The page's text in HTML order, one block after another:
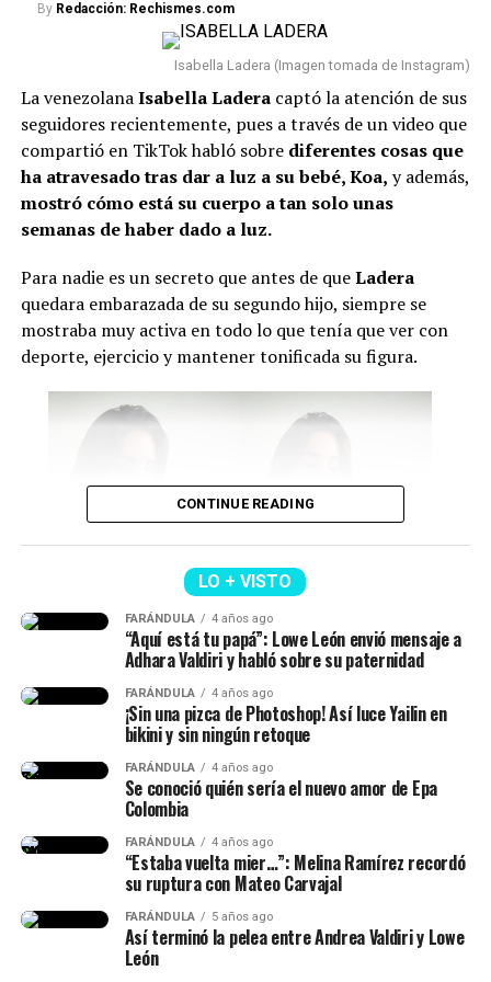
y Gilmar Pisas, de Curazao, en representación del
Reino de los Países Bajos.Asimismo, estarán
vicepresidentes de Perú y Guatemala.
Lee también: “No compaginamos”: Juanda Caribe
habló de Sheila Gandara y reveló cómo está su
relación actualmente
Con respecto a los expresidentes del país, asistirán
Duque, César Gaviria y Andrés Pastrana.
embargo, aún hay incertidumbre sobre si Álvaro Uribe
hará acto de presencia.
Por último, se conoció que durante esta jornada se
firmarán nuevosdecretos relacionados con temas de
salud, seguridad y reducción de costos en contratos
públicos. Además, se posesionarán los ministros y se
Cabe señalar que Abelardo ya envió un mensaje sobre lo
que será este día.
“Mi posesión será mucho
más que una ceremonia.
Será la primera
demostración de que la
descentralización deja de
ser un discurso para
convertirse en una realidad.
La Patria Milagro se
construye desde las
regiones, porque cuando
las regiones prosperan,
By Redacción: Rechismes.com
Isabella Ladera (Imagen tomada de Instagram)
La venezolanaIsabella Laderacaptó la atención de sus
seguidores recientemente, pues a través de un video que
compartió en TikTok habló sobrediferentes cosas que
ha atravesado tras dar a luz a su bebé, Koa, y además,
mostró cómo está su cuerpo a tan solo unas
semanas de haber dado a luz.
Para nadie es un secreto que antes de queLadera
quedara embarazada de su segundo hijo, siempre se
mostraba muy activa en todo lo que tenía que ver con
deporte, ejercicio y mantener tonificada su figura.
Isabella Ladera (Imagen tomada de IG)
Y en esta oportunidad, Isabella habló de los c
que ha atravesado su cuerpo tras el embarazoy
no siempre hay cuerpos perfectos después
de parir.
“Te voy a mostrar como tengo
mi cuerpo tres semanas
después de dar a luz. Y ya
cuando comience a entrenar,
CONTINUE READING
LO + VISTO
FARÁNDULA 4 años ago
“Aquí está tu papá”: Lowe León envió mensaje a
Adhara Valdiri y habló sobre su paternidad
FARÁNDULA 4 años ago
¡Sin una pizca de Photoshop! Así luce Yailin en
bikini y sin ningún retoque
FARÁNDULA 4 años ago
Se conoció quién sería el nuevo amor de Epa
Colombia
FARÁNDULA 4 años ago
“Estaba vuelta mier…”: Melina Ramírez recordó
su ruptura con Mateo Carvajal
FARÁNDULA 5 años ago
Así terminó la pelea entre Andrea Valdiri y Lowe
León